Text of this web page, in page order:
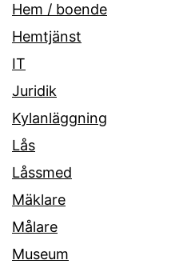
Hem / boende
Hemtjänst
IT
Juridik
Kylanläggning
Lås
Låssmed
Mäklare
Målare
Museum